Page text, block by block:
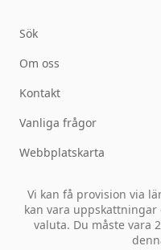
Sök
Om oss
Kontakt
Vanliga frågor
Webbplatskarta
Vi kan få provision via
kan vara
valuta. Du måste vara